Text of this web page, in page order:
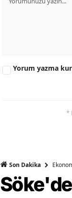
Yorum yazma
*
Son Dakika